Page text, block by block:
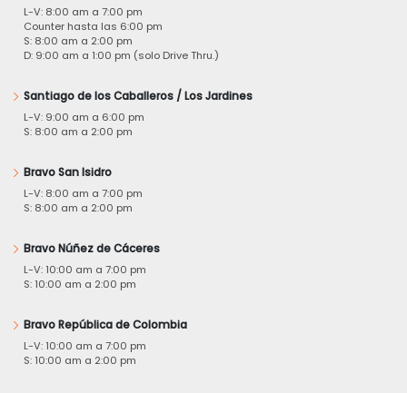
L-V: 8:00 am a 7:00 pm
Counter hasta las 6:00 pm
S: 8:00 am a 2:00 pm
D: 9:00 am a 1:00 pm (solo Drive Thru.)
Santiago de los Caballeros / Los Jardines
L-V: 9:00 am a 6:00 pm
S: 8:00 am a 2:00 pm
Bravo San Isidro
L-V: 8:00 am a 7:00 pm
S: 8:00 am a 2:00 pm
Bravo Núñez de Cáceres
L-V: 10:00 am a 7:00 pm
S: 10:00 am a 2:00 pm
Bravo República de Colombia
L-V: 10:00 am a 7:00 pm
S: 10:00 am a 2:00 pm